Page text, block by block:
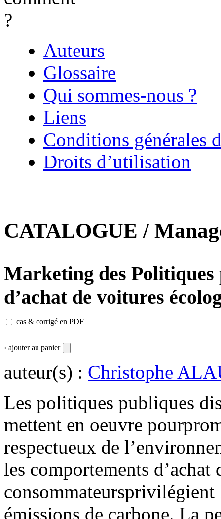
Auteurs
Glossaire
Qui sommes-nous ?
Liens
Conditions générales
Droits d’utilisation
CATALOGUE /
Marketing des
d’achat de voitures
cas & corrigé en PDF
› ajouter au panier
auteur(s) : Christophe
Les politiques publiques
mettent en oeuvre
respectueux de
les comportements
consommateursprivilégient
émissions de carbone. La